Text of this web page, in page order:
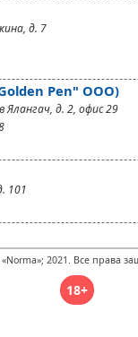
д. 7
Pen" ООО)
Ялангач, д. 2, офис 29
101
2021. Все права
18+